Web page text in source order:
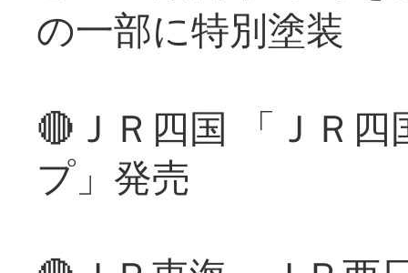
の一部に特別塗装
🔴ＪＲ四国 「ＪＲ
プ」発売